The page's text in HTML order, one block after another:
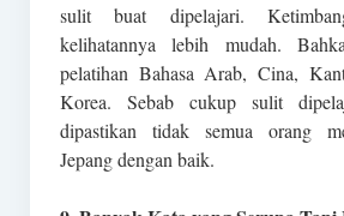
sulit buat dipelajari.
kelihatannya lebih mudah.
pelatihan Bahasa Arab, Cina,
Korea. Sebab cukup sulit
dipastikan tidak semua orang
Jepang dengan baik.